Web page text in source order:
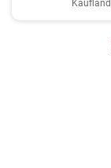
Kaufland